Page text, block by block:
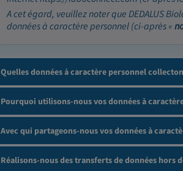
A cet égard, veuillez noter que DEDALUS
données à caractère personnel (ci-après «
Quelles données à caractère personnel
Pourquoi utilisons-nous vos données à
Avec qui partageons-nous vos données à
Réalisons-nous des transferts de données hors